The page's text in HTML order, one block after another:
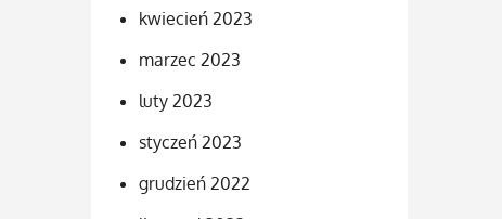
kwiecień 2023
marzec 2023
luty 2023
styczeń 2023
grudzień 2022